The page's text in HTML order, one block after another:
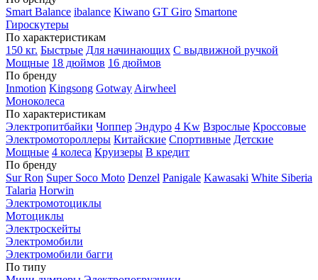
Smart Balance ibalance Kiwano GT Giro Smartone
Гироскутеры
По характеристикам
150 кг. Быстрые Для начинающих С выдвижной ручкой
Мощные 18 дюймов 16 дюймов
По бренду
Inmotion Kingsong Gotway Airwheel
Моноколеса
По характеристикам
Электропитбайки Чоппер Эндуро 4 Kw Взрослые Кроссовые
Электромотороллеры Китайские Спортивные Детские
Мощные 4 колеса Круизеры В кредит
По бренду
Sur Ron Super Soco Moto Denzel Panigale Kawasaki White Siberia
Talaria Horwin
Электромотоциклы
Мотоциклы
Электроскейты
Электромобили
Электромобили багги
По типу